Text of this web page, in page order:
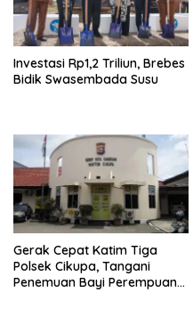
Investasi Rp1,2 Triliun, Brebes
Bidik Swasembada Susu
Gerak Cepat Katim Tiga
Polsek Cikupa, Tangani
Penemuan Bayi Perempuan